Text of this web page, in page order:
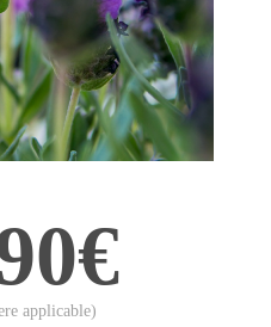
applicable)